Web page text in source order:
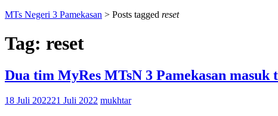
MTs Negeri 3 Pamekasan > Posts tagged reset
Tag: reset
Dua tim MyRes MTsN 3 Pamekasan masuk
18 Juli 202221 Juli 2022 mukhtar